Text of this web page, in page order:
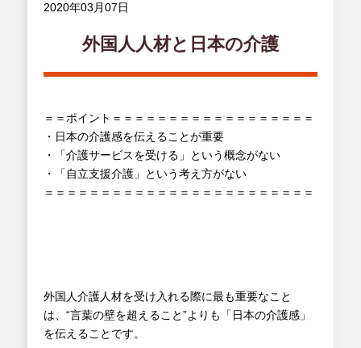
2020年03月07日
外国人人材と日本の介護
＝＝ポイント＝＝＝＝＝＝＝＝＝＝＝＝＝＝＝＝＝＝
・日本の介護感を伝えることが重要
・「介護サービスを受ける」という概念がない
・「自立支援介護」という考え方がない
＝＝＝＝＝＝＝＝＝＝＝＝＝＝＝＝＝＝＝＝＝＝＝＝
外国人介護人材を受け入れる際に最も重要なこと
は、“言葉の壁を超えること”よりも「日本の介護感」
を伝えることです。